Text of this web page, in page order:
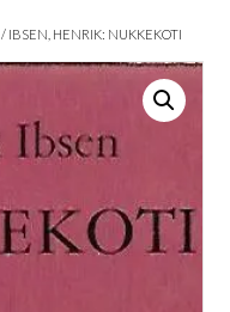
/ IBSEN, HENRIK: NUKKEKOTI